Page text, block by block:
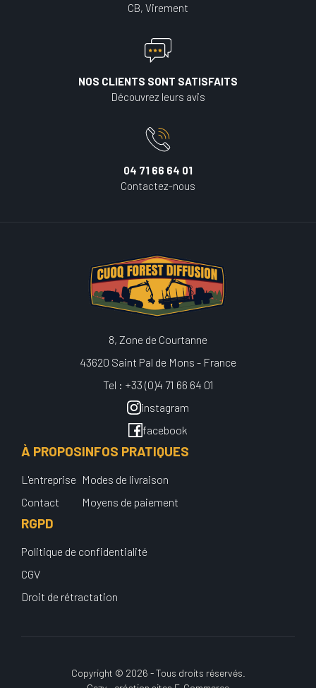
CB, Virement
NOS CLIENTS SONT SATISFAITS
Découvrez leurs avis
04 71 66 64 01
Contactez-nous
8, Zone de Courtanne
43620 Saint Pal de Mons - France
Tel : +33 (0)4 71 66 64 01
instagram
facebook
À PROPOS
L'entreprise
Contact
INFOS PRATIQUES
Modes de livraison
Moyens de paiement
RGPD
Politique de confidentialité
CGV
Droit de rétractation
Copyright © 2026 - Tous droits réservés.